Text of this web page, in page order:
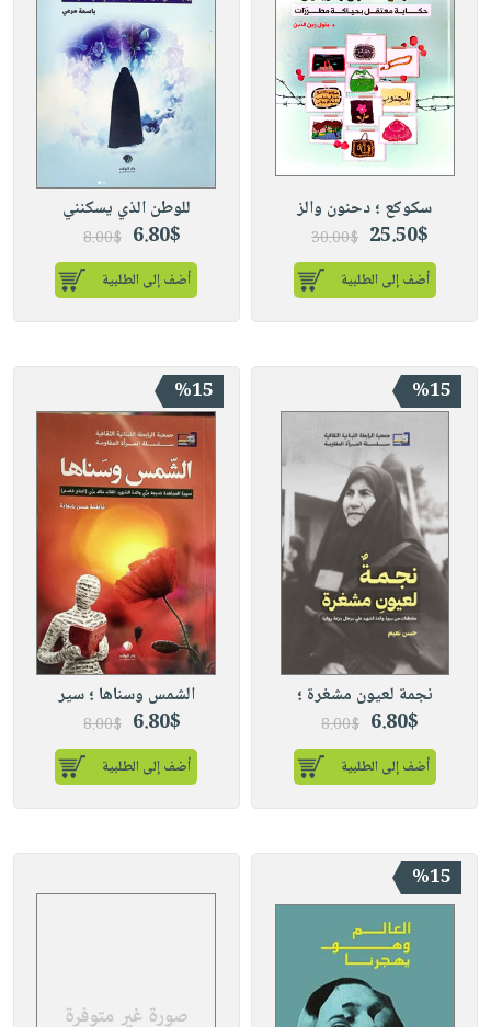
سكوكع ؛ دحنون والز
25.50$
30.00$
أضف إلى الطلبية
للوطن الذي يسكنني
6.80$
8.00$
أضف إلى الطلبية
%15
نجمة لعيون مشغرة ؛
6.80$
8.00$
أضف إلى الطلبية
%15
الشمس وسناها ؛ سير
6.80$
8.00$
أضف إلى الطلبية
%15